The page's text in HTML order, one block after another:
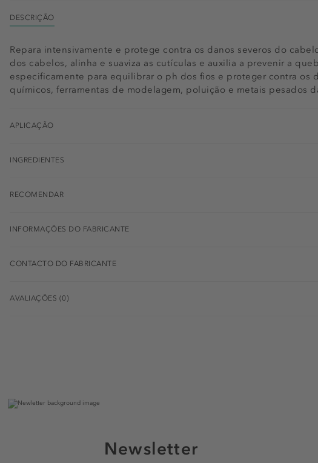
DESCRIÇÃO
Repara intensivamente e protege contra os danos severos do
dos cabelos, alinha e suaviza as cutículas e auxilia a prevenir a
especificamente para equilibrar o ph dos fios e proteger contra os
químicos, ferramentas de modelagem, poluição e metais pesados
APLICAÇÃO
INGREDIENTES
RECOMENDAR
INFORMAÇÕES DO FABRICANTE
CONTACTO DO FABRICANTE
AVALIAÇÕES (0)
Newsletter